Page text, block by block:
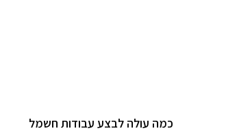
כמה עולה לבצע עבודות חשמל